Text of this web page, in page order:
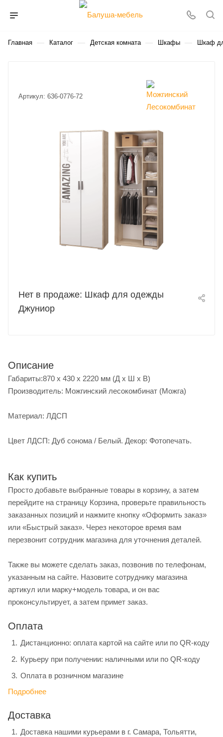
Главная — Каталог — Детская комната — Шкафы — Шкаф
Артикул: 636-0776-72
Нет в продаже: Шкаф для одежды
Джуниор
Описание
Габариты:870 x 430 x 2220 мм (Д х Ш х В)
Производитель: Можгинский лесокомбинат (Можга)
Материал: ЛДСП
Цвет ЛДСП: Дуб сонома / Белый. Декор: Фотопечать.
Как купить
Просто добавьте выбранные товары в корзину, а затем
перейдите на страницу Корзина, проверьте правильность
заказанных позиций и нажмите кнопку «Оформить заказ»
или «Быстрый заказ». Через некоторое время вам
перезвонит сотрудник магазина для уточнения деталей.
Также вы можете сделать заказ, позвонив по телефонам,
указанным на сайте. Назовите сотруднику магазина
артикул или марку+модель товара, и он вас
проконсультирует, а затем примет заказ.
Оплата
Дистанционно: оплата картой на сайте или по QR-коду
Курьеру при получении: наличными или по QR-коду
Оплата в розничном магазине
Подробнее
Доставка
Доставка нашими курьерами в г. Самара, Тольятти,